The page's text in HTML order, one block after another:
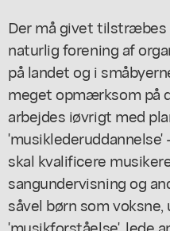
Der må givet tilstræbes
naturlig forening af
på landet og i
meget opmærksom på
arbejdes iøvrigt med
'musiklederuddannelse'
skal kvalificere
sangundervisning og
såvel børn som voksne,
'musikforståelse', lede